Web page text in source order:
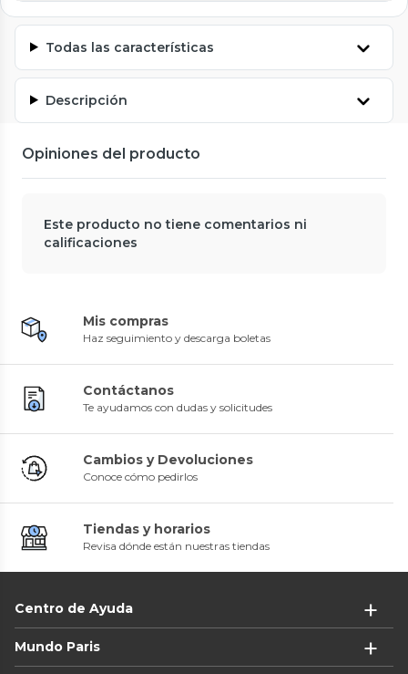
Todas las características
Descripción
Opiniones del producto
Este producto no tiene comentarios ni
calificaciones
Mis compras
Haz seguimiento y descarga boletas
Contáctanos
Te ayudamos con dudas y solicitudes
Cambios y Devoluciones
Conoce cómo pedirlos
Tiendas y horarios
Revisa dónde están nuestras tiendas
Centro de Ayuda
Mundo Paris